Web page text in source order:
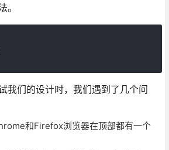
。
我们的设计时，我们遇到了几个问
和Firefox浏览器在顶部都有一个